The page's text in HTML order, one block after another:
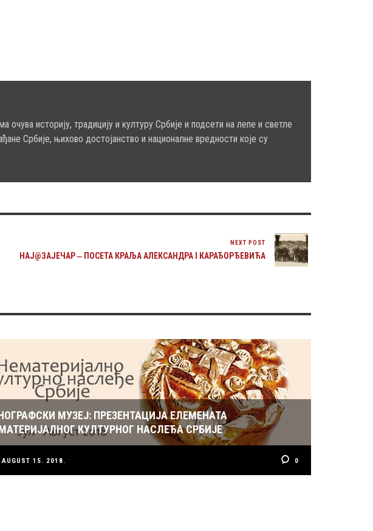
историју, традицију и културу Србије и подсети на лепе и светле
Србије, њихово достојанство и националне вредности које су
NEXT POST
НАЈ@ЗАЈЕЧАР ‒ ПОСЕТА КРАЉА АЛЕКСАНДРА I КАРАЂОРЂЕВИЋА
МУЗЕЈ: ПРЕЗЕНТАЦИЈА ЕЛЕМЕНАТА
КУЛТУРНОГ НАСЛЕЂА СРБИЈЕ
AUGUST 15. 2018. 0